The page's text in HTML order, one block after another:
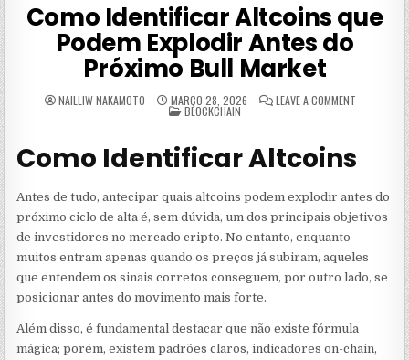
Como Identificar Altcoins que
Podem Explodir Antes do
Próximo Bull Market
NAILLIW NAKAMOTO MARÇO 28, 2026 LEAVE A COMMENTON
IDENTIFICAR
PODEM
EXPLODIR
PRÓXIMO
BULL
MARKET
POSTED
IN
BLOCKCHAIN
Como Identificar Altcoins
Antes de tudo, antecipar quais altcoins podem explodir antes do
próximo ciclo de alta é, sem dúvida, um dos principais objetivos
de investidores no mercado cripto. No entanto, enquanto
muitos entram apenas quando os preços já subiram, aqueles
que entendem os sinais corretos conseguem, por outro lado, se
posicionar antes do movimento mais forte.
Além disso, é fundamental destacar que não existe fórmula
mágica; porém, existem padrões claros, indicadores on-chain,